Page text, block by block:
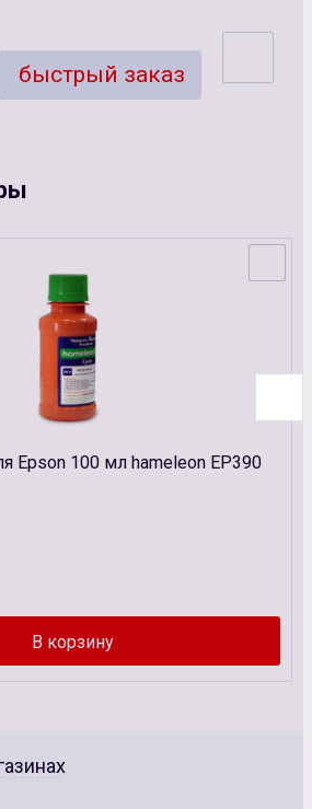
быстрый заказ
Epson 100 мл hameleon EP390